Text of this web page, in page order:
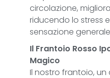
circolazione,
riducendo lo stress
sensazione
Il Frantoio Rosso
Magico
Il nostro frantoio,